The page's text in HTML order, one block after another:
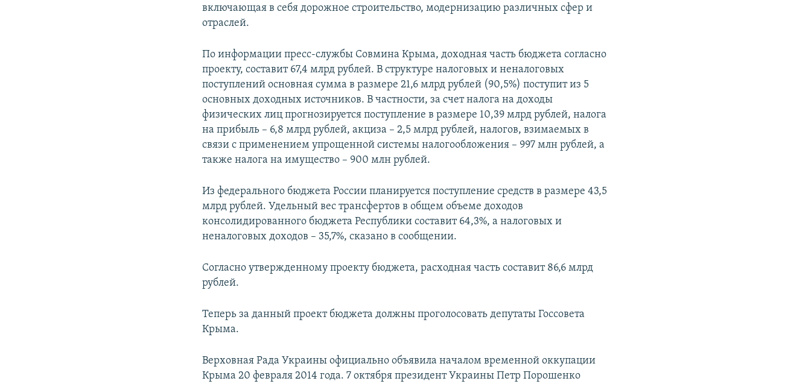
включающая в себя дорожное строительство, модернизацию различных сфер и
отраслей.
По информации пресс-службы Совмина Крыма, доходная часть бюджета согласно
проекту, составит 67,4 млрд рублей. В структуре налоговых и неналоговых
поступлений основная сумма в размере 21,6 млрд рублей (90,5%) поступит из 5
основных доходных источников. В частности, за счет налога на доходы
физических лиц прогнозируется поступление в размере 10,39 млрд рублей, налога
на прибыль – 6,8 млрд рублей, акциза – 2,5 млрд рублей, налогов, взимаемых в
связи с применением упрощенной системы налогообложения – 997 млн рублей, а
также налога на имущество – 900 млн рублей.
Из федерального бюджета России планируется поступление средств в размере 43,5
млрд рублей. Удельный вес трансфертов в общем объеме доходов
консолидированного бюджета Республики составит 64,3%, а налоговых и
неналоговых доходов – 35,7%, сказано в сообщении.
Согласно утвержденному проекту бюджета, расходная часть составит 86,6 млрд
рублей.
Теперь за данный проект бюджета должны проголосовать депутаты Госсовета
Крыма.
Верховная Рада Украины официально объявила началом временной оккупации
Крыма 20 февраля 2014 года. 7 октября президент Украины Петр Порошенко